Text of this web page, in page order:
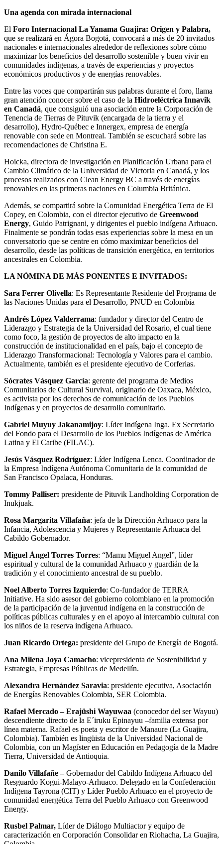
Una agenda con mirada internacional
El Foro Internacional La Yanama Guajira: Origen y Palabra,
que se realizará en Ágora Bogotá, convocará a más de 20 invitados
nacionales e internacionales alrededor de reflexiones sobre cómo
maximizar los beneficios del desarrollo sostenible y buen vivir en
comunidades indígenas, a través de experiencias y proyectos
económicos productivos y de energías renovables.
Entre las voces que compartirán sus palabras durante el foro, llama
gran atención conocer sobre el caso de la Hidroeléctrica Innavik
en Canadá, que consiguió una asociación entre la Corporación de
Tenencia de Tierras de Pituvik (encargada de la tierra y el
desarrollo), Hydro-Québec e Innergex, empresa de energía
renovable con sede en Montreal. También se escuchará sobre las
recomendaciones de Christina E.
Hoicka, directora de investigación en Planificación Urbana para el
Cambio Climático de la Universidad de Victoria en Canadá, y los
procesos realizados con Clean Energy BC a través de energías
renovables en las primeras naciones en Columbia Británica.
Además, se compartirá sobre la Comunidad Energética Terra de El
Copey, en Colombia, con el director ejecutivo de Greenwood
Energy, Guido Patrignani, y dirigentes el pueblo indígena Arhuaco.
Finalmente se pondrán todas esas experiencias sobre la mesa en un
conversatorio que se centre en cómo maximizar beneficios del
desarrollo, desde las políticas de transición energética, en territorios
ancestrales en Colombia.
LA NÓMINA DE MÁS PONENTES E INVITADOS:
Sara Ferrer Olivella: Es Representante Residente del Programa de
las Naciones Unidas para el Desarrollo, PNUD en Colombia
Andrés López Valderrama: fundador y director del Centro de
Liderazgo y Estrategia de la Universidad del Rosario, el cual tiene
como foco, la gestión de proyectos de alto impacto en la
construcción de institucionalidad en el país, bajo el concepto de
Liderazgo Transformacional: Tecnología y Valores para el cambio.
Actualmente, también es el presidente ejecutivo de Corferias.
Sócrates Vásquez García: gerente del programa de Medios
Comunitarios de Cultural Survival, originario de Oaxaca, México,
es activista por los derechos de comunicación de los Pueblos
Indígenas y en proyectos de desarrollo comunitario.
Gabriel Muyuy Jakanamijoy: Líder Indígena Inga. Ex Secretario
del Fondo para el Desarrollo de los Pueblos Indígenas de América
Latina y El Caribe (FILAC).
Jesús Vásquez Rodríguez: Líder Indígena Lenca. Coordinador de
la Empresa Indígena Autónoma Comunitaria de la comunidad de
San Francisco Opalaca, Honduras.
Tommy Palliser: presidente de Pituvik Landholding Corporation de
Inukjuak.
Rosa Margarita Villafaña: jefa de la Dirección Arhuaco para la
Infancia, Adolescencia y Mujeres y Representante Arhuaca del
Cabildo Gobernador.
Miguel Ángel Torres Torres: “Mamu Miguel Angel”, líder
espiritual y cultural de la comunidad Arhuaco y guardián de la
tradición y el conocimiento ancestral de su pueblo.
Noel Alberto Torres Izquierdo: Co-fundador de TERRA
Initiative. Ha sido asesor del gobierno colombiano en la promoción
de la participación de la juventud indígena en la construcción de
políticas públicas culturales y en el apoyo al intercambio cultural con
los niños de la reserva indígena Arhuaco.
Juan Ricardo Ortega: presidente del Grupo de Energía de Bogotá.
Ana Milena Joya Camacho: vicepresidenta de Sostenibilidad y
Estrategia, Empresas Públicas de Medellín.
Alexandra Hernández Saravia: presidente ejecutiva, Asociación
de Energías Renovables Colombia, SER Colombia.
Rafael Mercado – Erajüshi Wayuwaa (conocedor del ser Wayuu)
descendiente directo de la E´iruku Epinayuu –familia extensa por
línea materna. Rafael es poeta y escritor de Manaure (La Guajira,
Colombia). También es lingüista de la Universidad Nacional de
Colombia, con un Magíster en Educación en Pedagogía de la Madre
Tierra, Universidad de Antioquia.
Danilo Villafañe –Gobernador del Cabildo Indígena Arhuaco del
Resguardo Kogui-Malayo-Arhuaco. Delegado en la Confederación
Indígena Tayrona (CIT) y Líder Pueblo Arhuaco en el proyecto de
comunidad energética Terra del Pueblo Arhuaco con Greenwood
Energy.
Rusbel Palmar, Líder de Diálogo Multiactor y equipo de
caracterización en Corporación Consolidar en Riohacha, La Guajira,